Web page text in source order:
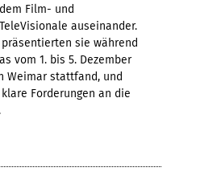
Film- und
auseinander.
sie während
vom 1. bis 5. Dezember
Weimar stattfand, und
Forderungen an die